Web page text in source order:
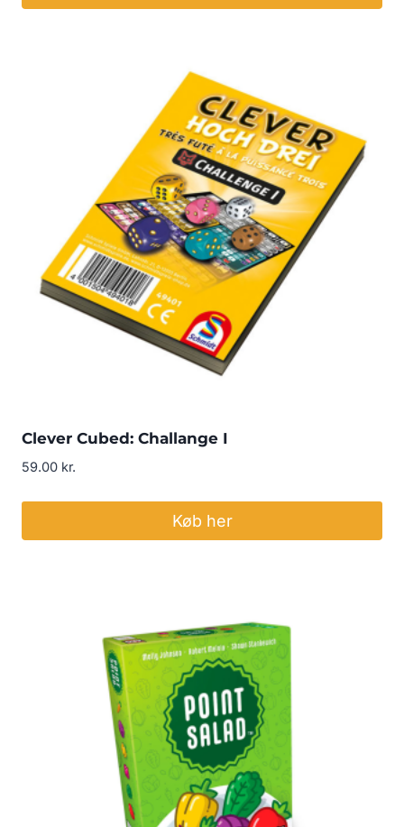
Clever Cubed: Challange I
59.00 kr.
Køb her